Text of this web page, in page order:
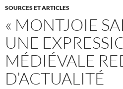
SOURCES ET ARTICLES
« MONTJOIE
UNE
MÉDIÉVALE
D’ACTUALITÉ